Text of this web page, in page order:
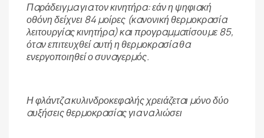
Παράδειγμα για τον κινητήρα: εάν η ψηφιακή
οθόνη δείχνει 84 μοίρες (κανονική θερμοκρασία
λειτουργίας κινητήρα) και προγραμματίσουμε 85,
όταν επιτευχθεί αυτή η θερμοκρασία θα
ενεργοποιηθεί ο συναγερμός.
Η φλάντζα κυλινδροκεφαλής χρειάζεται μόνο δύο
αυξήσεις θερμοκρασίας για να λιώσει